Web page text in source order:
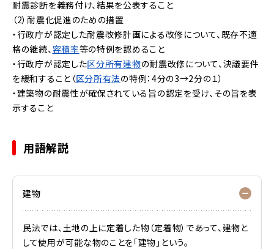
耐震診断を義務付け、結果を公表すること
（2）耐震化促進のための措置
・行政庁が認定した耐震改修計画による改修について、既存不適
格の継続、容積率等の特例を認めること
・行政庁が認定した区分所有建物の耐震改修について、決議要件
を緩和すること（区分所有法の特例：4分の3→2分の１）
・建築物の耐震性が確保されている旨の認定を受け、その旨を表
示すること
用語解説
建物
民法では、土地の上に定着した物（定着物）であって、建物と
して使用が可能な物のことを「建物」という。